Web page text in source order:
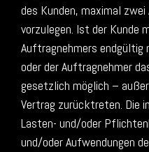
des Kunden, maximal
vorzulegen. Ist der Kunde
Auftragnehmers endgültig
oder der Auftragnehmer
gesetzlich möglich –
Vertrag zurücktreten. Die
Lasten- und/oder
und/oder Aufwendungen